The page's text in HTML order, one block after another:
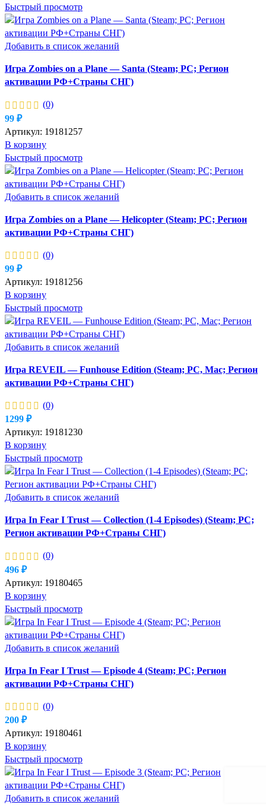
Быстрый просмотр
Добавить в список желаний
Игра Zombies on a Plane — Santa (Steam; PC; Регион
активации РФ+Страны СНГ)
(0)
99 ₽
Артикул: 19181257
В корзину
Быстрый просмотр
Добавить в список желаний
Игра Zombies on a Plane — Helicopter (Steam; PC; Регион
активации РФ+Страны СНГ)
(0)
99 ₽
Артикул: 19181256
В корзину
Быстрый просмотр
Добавить в список желаний
Игра REVEIL — Funhouse Edition (Steam; PC, Mac; Регион
активации РФ+Страны СНГ)
(0)
1299 ₽
Артикул: 19181230
В корзину
Быстрый просмотр
Добавить в список желаний
Игра In Fear I Trust — Collection (1-4 Episodes) (Steam; PC;
Регион активации РФ+Страны СНГ)
(0)
496 ₽
Артикул: 19180465
В корзину
Быстрый просмотр
Добавить в список желаний
Игра In Fear I Trust — Episode 4 (Steam; PC; Регион
активации РФ+Страны СНГ)
(0)
200 ₽
Артикул: 19180461
В корзину
Быстрый просмотр
Добавить в список желаний